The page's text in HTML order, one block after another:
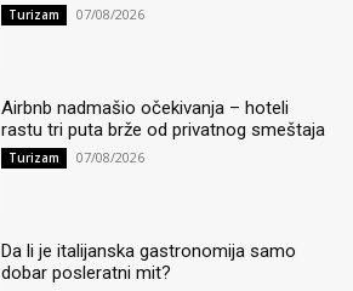
Turizam 07/08/2026
Airbnb nadmašio očekivanja – hoteli
rastu tri puta brže od privatnog smeštaja
Turizam 07/08/2026
Da li je italijanska gastronomija samo
dobar posleratni mit?